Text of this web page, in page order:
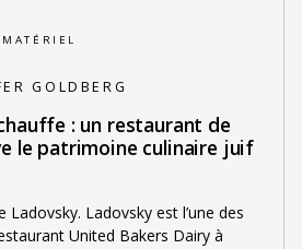
GOLDBERG
: un restaurant de
le patrimoine culinaire juif
Ladovsky. Ladovsky est l’une des
United Bakers Dairy à